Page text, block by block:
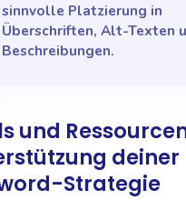
sinnvolle Platzierung in
Überschriften, Alt-Texten
Beschreibungen.
und
deiner
Strategie